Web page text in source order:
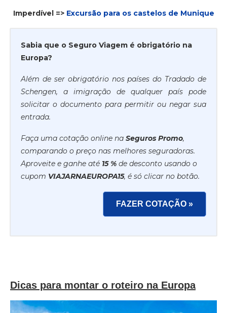
Imperdível => Excursão para os castelos de Munique
Sabia que o Seguro Viagem é obrigatório na
Europa?
Além de ser obrigatório nos países do Tradado de
Schengen, a imigração de qualquer país pode
solicitar o documento para permitir ou negar sua
entrada.
Faça uma cotação online na Seguros Promo,
comparando o preço nas melhores seguradoras.
Aproveite e ganhe até 15 % de desconto usando o
cupom VIAJARNAEUROPA15, é só clicar no botão.
FAZER COTAÇÃO »
Dicas para montar o roteiro na Europa